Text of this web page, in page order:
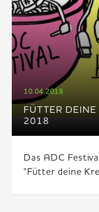
FÜTTER
2018
10.04.2018
Das ADC
"Fütter deine